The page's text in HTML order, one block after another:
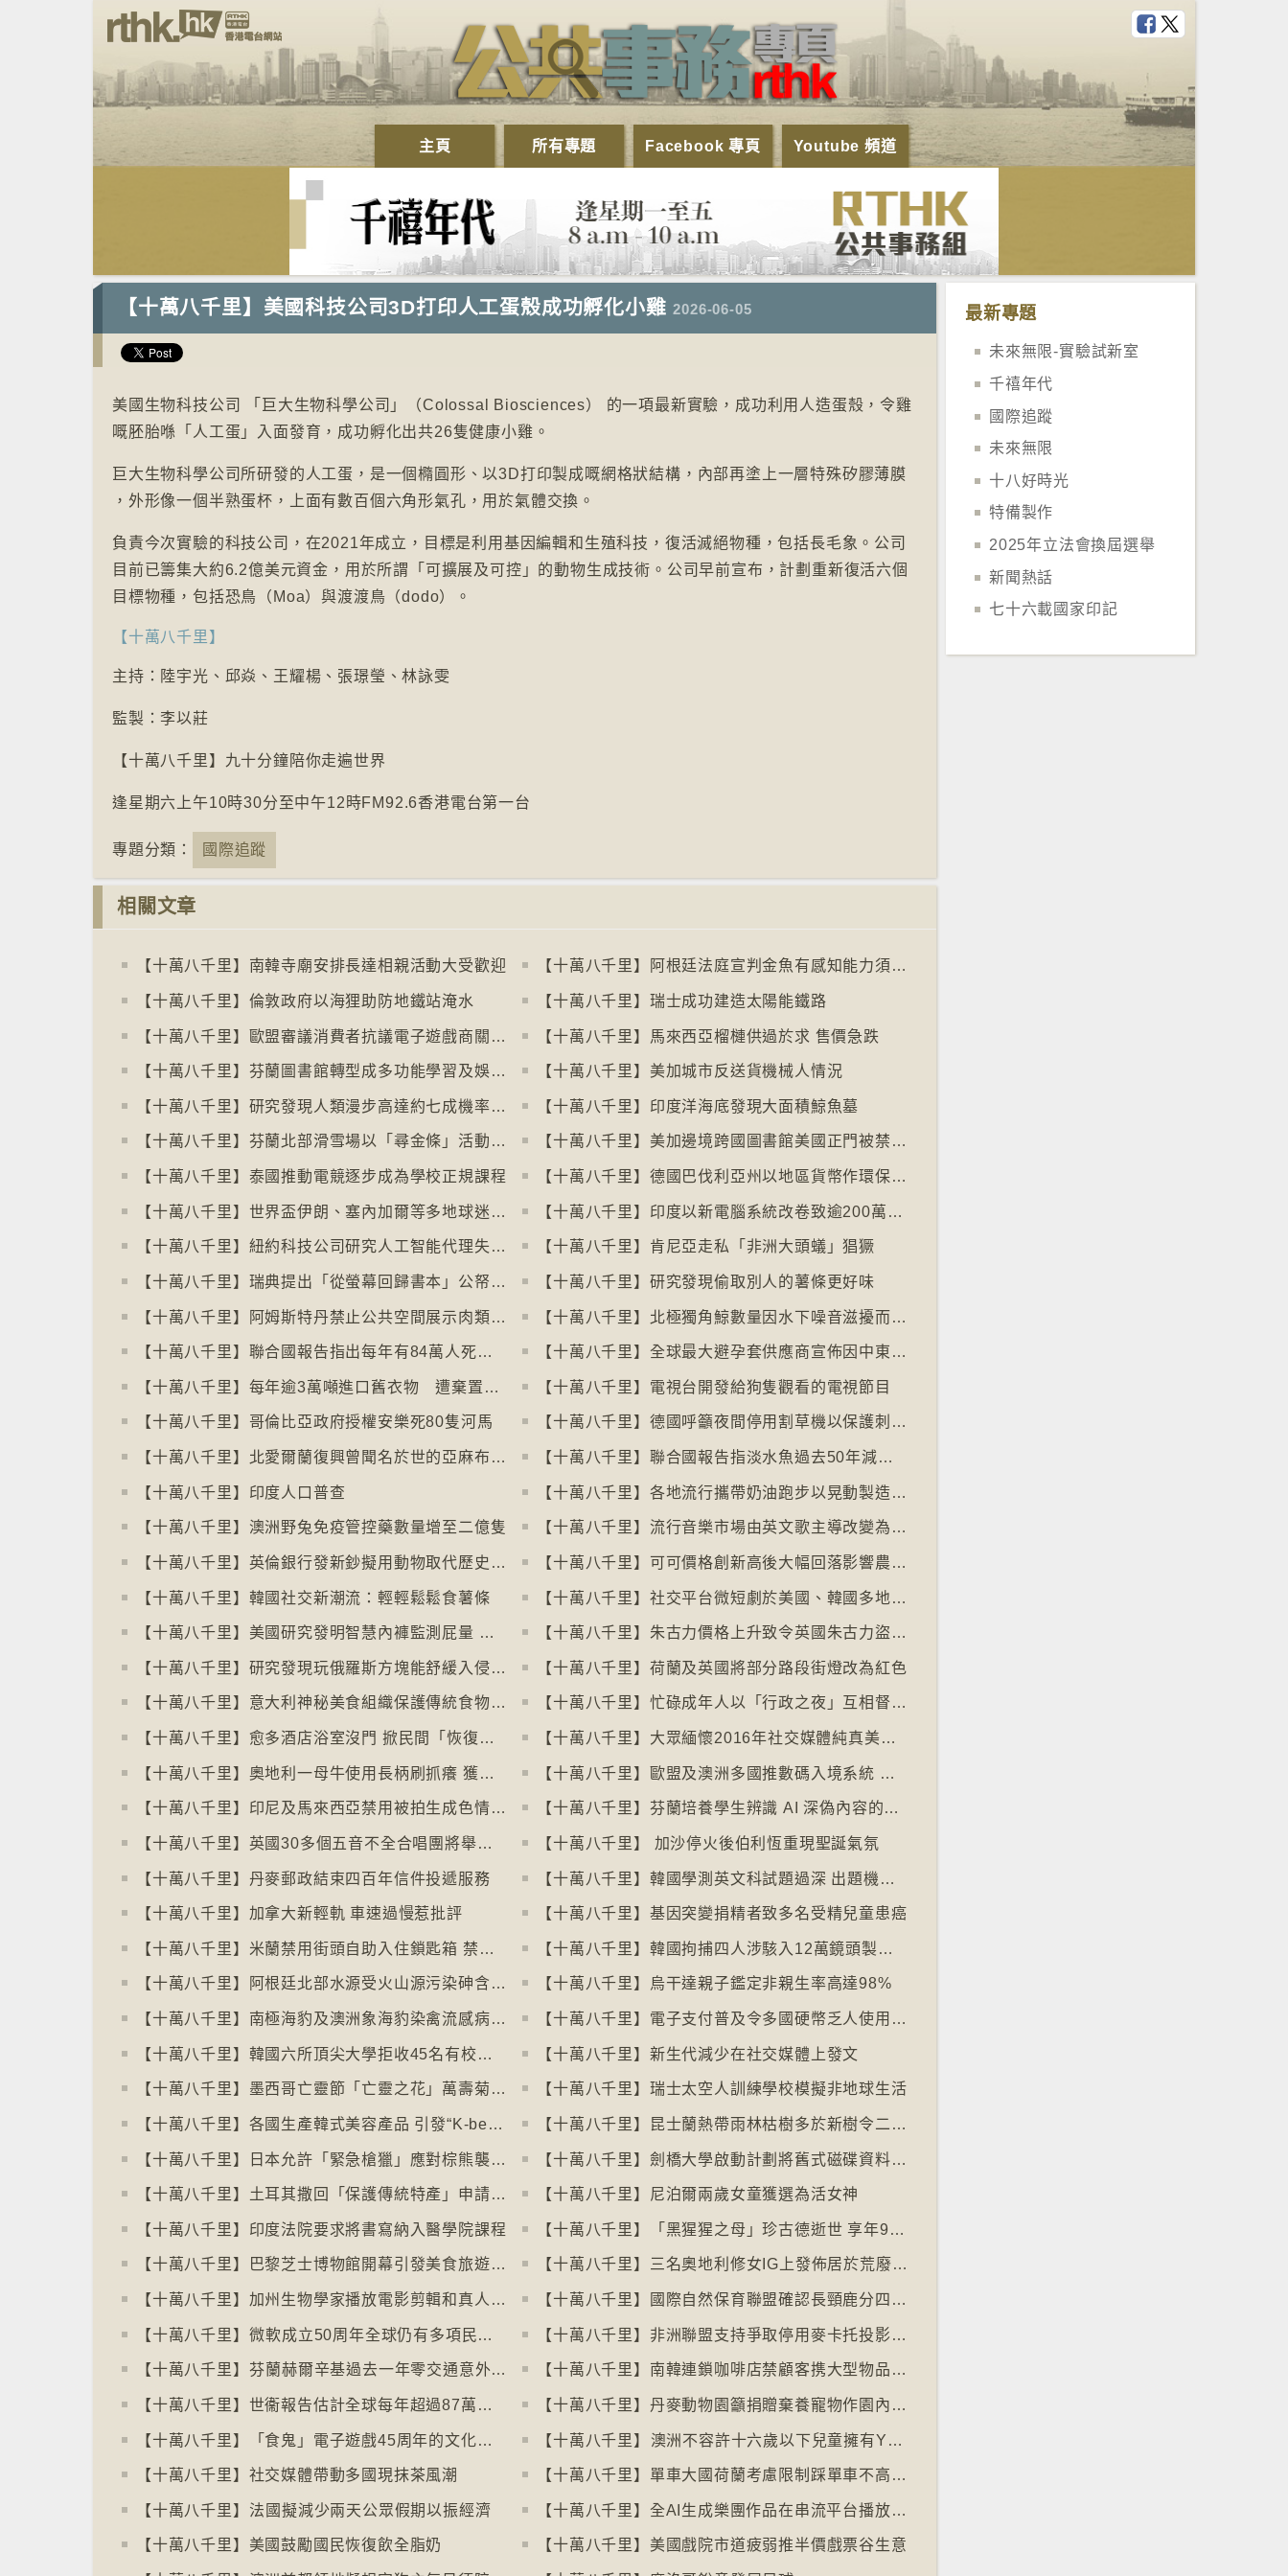
主頁 所有專題 Facebook 專頁 Youtube 頻道
【十萬八千里】美國科技公司3D打印人工蛋殼成功孵化小雞2026-06-05
美國生物科技公司 「巨大生物科學公司」（Colossal Biosciences） 的一項最新實驗，成功利用人造蛋殼，令雞
嘅胚胎喺「人工蛋」入面發育，成功孵化出共26隻健康小雞。
巨大生物科學公司所研發的人工蛋，是一個橢圓形、以3D打印製成嘅網格狀結構，內部再塗上一層特殊矽膠薄膜
，外形像一個半熟蛋杯，上面有數百個六角形氣孔，用於氣體交換。
負責今次實驗的科技公司，在2021年成立，目標是利用基因編輯和生殖科技，復活滅絕物種，包括長毛象。公司
目前已籌集大約6.2億美元資金，用於所謂「可擴展及可控」的動物生成技術。公司早前宣布，計劃重新復活六個
目標物種，包括恐鳥（Moa）與渡渡鳥（dodo）。
【十萬八千里】
主持：陸宇光、邱焱、王耀楊、張璟瑩、林詠雯
監製：李以莊
【十萬八千里】九十分鐘陪你走遍世界
逢星期六上午10時30分至中午12時FM92.6香港電台第一台
專題分類： 國際追蹤
相關文章
【十萬八千里】南韓寺廟安排長達相親活動大受歡迎 【十萬八千里】阿根廷法庭宣判金魚有感知能力須從壽司店移走
【十萬八千里】倫敦政府以海狸助防地鐵站淹水 【十萬八千里】瑞士成功建造太陽能鐵路
【十萬八千里】歐盟審議消費者抗議電子遊戲商關閉伺服器 【十萬八千里】馬來西亞榴槤供過於求 售價急跌
【十萬八千里】芬蘭圖書館轉型成多功能學習及娛樂中心 【十萬八千里】美加城市反送貨機械人情況
【十萬八千里】研究發現人類漫步高達約七成機率「逆時針」行走 【十萬八千里】印度洋海底發現大面積鯨魚墓
【十萬八千里】芬蘭北部滑雪場以「尋金條」活動吸引遊客 【十萬八千里】美加邊境跨國圖書館美國正門被禁另開「加拿大」門
【十萬八千里】泰國推動電競逐步成為學校正規課程 【十萬八千里】德國巴伐利亞州以地區貨幣作環保金融工具
【十萬八千里】世界盃伊朗、塞內加爾等多地球迷入境美國極有可能被拒絕入境 【十萬八千里】印度以新電腦系統改卷致逾200萬考生成績或有出錯
【十萬八千里】紐約科技公司研究人工智能代理失控情況 【十萬八千里】肯尼亞走私「非洲大頭蟻」猖獗
【十萬八千里】瑞典提出「從螢幕回歸書本」公帑購買實體書 【十萬八千里】研究發現偷取別人的薯條更好味
【十萬八千里】阿姆斯特丹禁止公共空間展示肉類和化石燃料廣告已促進碳中和 【十萬八千里】北極獨角鯨數量因水下噪音滋擾而減少
【十萬八千里】聯合國報告指出每年有84萬人死於工作情況欠佳 【十萬八千里】全球最大避孕套供應商宣佈因中東戰事漲價
【十萬八千里】每年逾3萬噸進口舊衣物 遭棄置於智利北部沙漠 【十萬八千里】電視台開發給狗隻觀看的電視節目
【十萬八千里】哥倫比亞政府授權安樂死80隻河馬 【十萬八千里】德國呼籲夜間停用割草機以保護刺蝟等動物
【十萬八千里】北愛爾蘭復興曾聞名於世的亞麻布產業 【十萬八千里】聯合國報告指淡水魚過去50年減少逾八成
【十萬八千里】印度人口普查 【十萬八千里】各地流行攜帶奶油跑步以晃動製造新鮮牛油
【十萬八千里】澳洲野兔免疫管控藥數量增至二億隻 【十萬八千里】流行音樂市場由英文歌主導改變為多國語言歌曲
【十萬八千里】英倫銀行發新鈔擬用動物取代歷史人物 【十萬八千里】可可價格創新高後大幅回落影響農民生計
【十萬八千里】韓國社交新潮流：輕輕鬆鬆食薯條 【十萬八千里】社交平台微短劇於美國、韓國多地掀熱潮
【十萬八千里】美國研究發明智慧內褲監測屁量 以助改善消化系統 【十萬八千里】朱古力價格上升致令英國朱古力盜竊案高升
【十萬八千里】研究發現玩俄羅斯方塊能舒緩入侵性創傷後遺症 【十萬八千里】荷蘭及英國將部分路段街燈改為紅色
【十萬八千里】意大利神秘美食組織保護傳統食物、烹飪方法和菜餚 【十萬八千里】忙碌成年人以「行政之夜」互相督促完成擱置私務
【十萬八千里】愈多酒店浴室沒門 掀民間「恢復浴室門」倡議運動 【十萬八千里】大眾緬懷2016年社交媒體純真美好體驗
【十萬八千里】奧地利一母牛使用長柄刷抓癢 獲科學家確定懂得使用工具 【十萬八千里】歐盟及澳洲多國推數碼入境系統 毋須護照蓋章
【十萬八千里】印尼及馬來西亞禁用被拍生成色情影像的人工智能平台Grok 【十萬八千里】芬蘭培養學生辨識 AI 深偽內容的能力
【十萬八千里】英國30多個五音不全合唱團將舉行十周年誌慶 【十萬八千里】 加沙停火後伯利恆重現聖誕氣氛
【十萬八千里】丹麥郵政結束四百年信件投遞服務 【十萬八千里】韓國學測英文科試題過深 出題機構院長引咎辭職
【十萬八千里】加拿大新輕軌 車速過慢惹批評 【十萬八千里】基因突變捐精者致多名受精兒童患癌
【十萬八千里】米蘭禁用街頭自助入住鎖匙箱 禁自助入住民宿 【十萬八千里】韓國拘捕四人涉駭入12萬鏡頭製色情內容
【十萬八千里】阿根廷北部水源受火山源污染砷含量超標 【十萬八千里】烏干達親子鑑定非親生率高達98%
【十萬八千里】南極海豹及澳洲象海豹染禽流感病毒恐擴散 【十萬八千里】電子支付普及令多國硬幣乏人使用甚至停產
【十萬八千里】韓國六所頂尖大學拒收45名有校園暴力紀錄者入學 【十萬八千里】新生代減少在社交媒體上發文
【十萬八千里】墨西哥亡靈節「亡靈之花」萬壽菊失收 【十萬八千里】瑞士太空人訓練學校模擬非地球生活
【十萬八千里】各國生產韓式美容產品 引發“K-beauty”定義討論 【十萬八千里】昆士蘭熱帶雨林枯樹多於新樹令二氧化碳釋出量多於吸收量
【十萬八千里】日本允許「緊急槍獵」應對棕熊襲擊人類事件急增 【十萬八千里】劍橋大學啟動計劃將舊式磁碟資料存檔
【十萬八千里】土耳其撒回「保護傳統特產」申請德國烤肉多樣性獲保護 【十萬八千里】尼泊爾兩歲女童獲選為活女神
【十萬八千里】印度法院要求將書寫納入醫學院課程 【十萬八千里】「黑猩猩之母」珍古德逝世 享年91歲
【十萬八千里】巴黎芝士博物館開幕引發美食旅遊熱潮 【十萬八千里】三名奧地利修女IG上發佈居於荒廢修道院情況結果廣受歡迎
【十萬八千里】加州生物學家播放電影剪輯和真人聲音驅狼 【十萬八千里】國際自然保育聯盟確認長頸鹿分四個品種有助制訂保育方案
【十萬八千里】⁠微軟成立50周年全球仍有多項民生系統沿用舊視窗系統 【十萬八千里】非洲聯盟支持爭取停用麥卡托投影法地點
【十萬八千里】⁠芬蘭赫爾辛基過去一年零交通意外致死個案 【十萬八千里】南韓連鎖咖啡店禁顧客携大型物品以減少長期佔位辦公情況
【十萬八千里】世衞報告估計全球每年超過87萬死亡個案與孤獨病有關 【十萬八千里】丹麥動物園籲捐贈棄養寵物作園內動物食糧
【十萬八千里】「食鬼」電子遊戲45周年的文化現象 【十萬八千里】⁠澳洲不容許十六歲以下兒童擁有YOUTUBE帳戶
【十萬八千里】社交媒體帶動多國現抹茶風潮 【十萬八千里】單車大國荷蘭考慮限制踩單車不高於時速廿五公里
【十萬八千里】⁠法國擬減少兩天公眾假期以振經濟 【十萬八千里】全AI生成樂團作品在串流平台播放率累積過百萬
【十萬八千里】美國鼓勵國民恢復飲全脂奶 【十萬八千里】美國戲院市道疲弱推半價戲票谷生意
最新專題
未來無限-實驗試新室
千禧年代
國際追蹤
未來無限
十八好時光
特備製作
2025年立法會換屆選舉
新聞熱話
七十六載國家印記